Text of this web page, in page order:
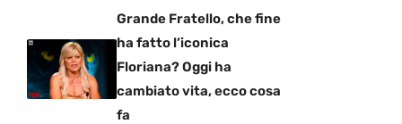
Grande Fratello, che fine
ha fatto l’iconica
Floriana? Oggi ha
cambiato vita, ecco cosa
fa